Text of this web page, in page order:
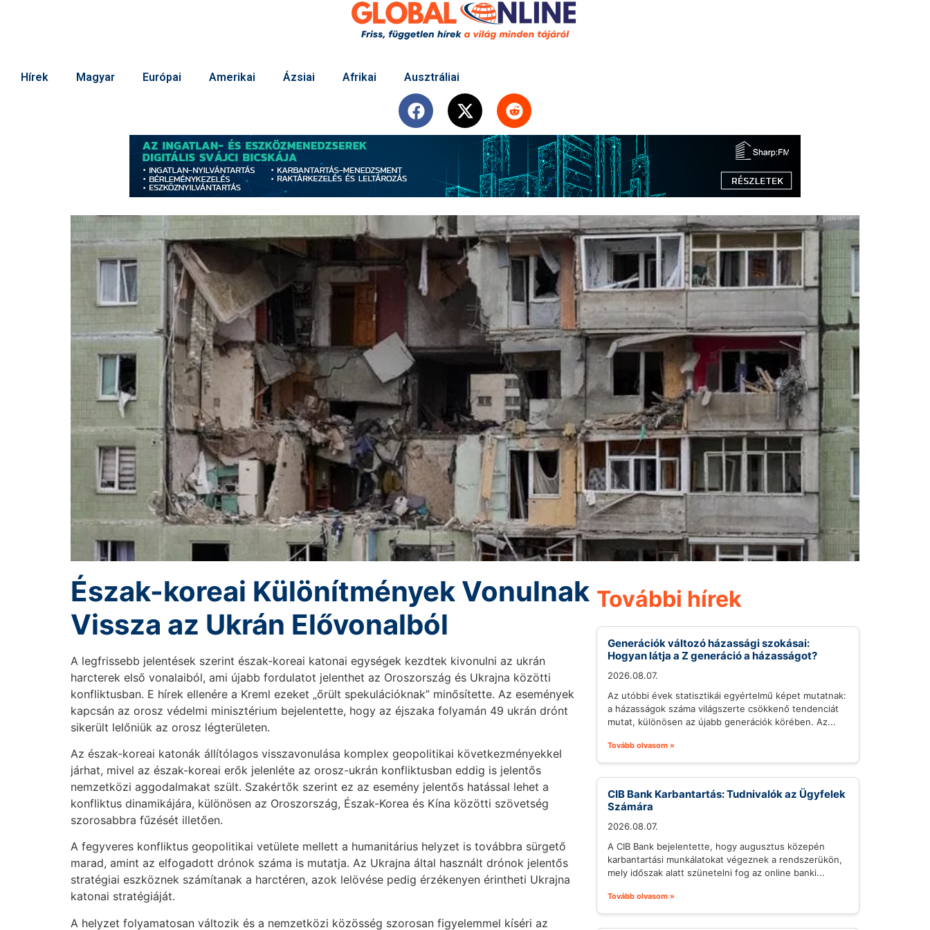
Hírek Magyar Európai Amerikai Ázsiai Afrikai Ausztráliai
Észak-koreai Különítmények Vonulnak
Vissza az Ukrán Elővonalból
A legfrissebb jelentések szerint észak-koreai katonai egységek kezdtek kivonulni az ukrán
harcterek első vonalaiból, ami újabb fordulatot jelenthet az Oroszország és Ukrajna közötti
konfliktusban. E hírek ellenére a Kreml ezeket „őrült spekulációknak” minősítette. Az események
kapcsán az orosz védelmi minisztérium bejelentette, hogy az éjszaka folyamán 49 ukrán drónt
sikerült lelőniük az orosz légterületen.
Az észak-koreai katonák állítólagos visszavonulása komplex geopolitikai következményekkel
járhat, mivel az észak-koreai erők jelenléte az orosz-ukrán konfliktusban eddig is jelentős
nemzetközi aggodalmakat szült. Szakértők szerint ez az esemény jelentős hatással lehet a
konfliktus dinamikájára, különösen az Oroszország, Észak-Korea és Kína közötti szövetség
szorosabbra fűzését illetően.
A fegyveres konfliktus geopolitikai vetülete mellett a humanitárius helyzet is továbbra sürgető
marad, amint az elfogadott drónok száma is mutatja. Az Ukrajna által használt drónok jelentős
stratégiai eszköznek számítanak a harctéren, azok lelövése pedig érzékenyen érintheti Ukrajna
katonai stratégiáját.
A helyzet folyamatosan változik és a nemzetközi közösség szorosan figyelemmel kíséri az
További hírek
Generációk változó házassági szokásai:
Hogyan látja a Z generáció a házasságot?
2026.08.07.
Az utóbbi évek statisztikái egyértelmű képet mutatnak:
a házasságok száma világszerte csökkenő tendenciát
mutat, különösen az újabb generációk körében. Az...
Tovább olvasom »
CIB Bank Karbantartás: Tudnivalók az Ügyfelek
Számára
2026.08.07.
A CIB Bank bejelentette, hogy augusztus közepén
karbantartási munkálatokat végeznek a rendszerükön,
mely időszak alatt szünetelni fog az online banki...
Tovább olvasom »